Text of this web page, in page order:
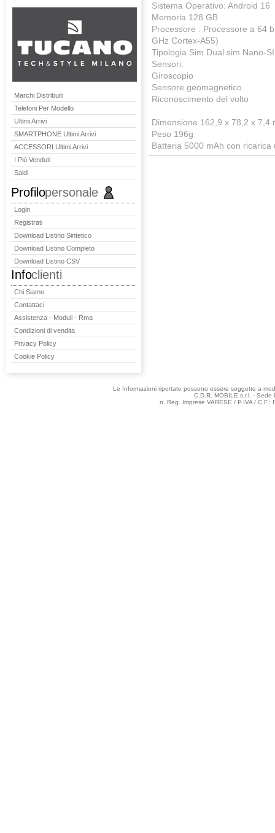
Marchi Distribuiti
Telefoni Per Modello
Ultimi Arrivi
SMARTPHONE Ultimi Arrivi
ACCESSORI Ultimi Arrivi
I Più Venduti
Saldi
Profilopersonale
Login
Registrati
Download Listino Sintetico
Download Listino Completo
Download Listino CSV
Infoclienti
Chi Siamo
Contattaci
Assistenza - Moduli - Rma
Condizioni di vendita
Privacy Policy
Cookie Policy
Sistema Operativo: Android 16
Memoria 128 GB
Processore : Processore a 64
GHz Cortex-A55)
Tipologia Sim Dual sim Nano-
Sensori:
Giroscopio
Sensore geomagnetico
Riconoscimento del volto
Dimensione 162,9 x 78,2 x 7,4
Peso 196g
Batteria 5000 mAh con
Le Informazioni riportate possono essere soggette a
C.D.R. MOBILE s.r.l. -
n. Reg. Imprese VARESE / P.IVA /